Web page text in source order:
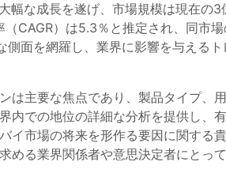
大幅な成長を遂げ、市場規模は現在の
CAGR）は5.3％と推定され、同市場
面を網羅し、業界に影響を与えるト
は主要な焦点であり、製品タイプ、
内での地位の詳細な分析を提供し、
イ市場の将来を形作る要因に関する
める業界関係者や意思決定者にとっ